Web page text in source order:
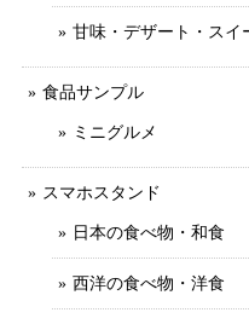
甘味・デザート・スイ
食品サンプル
ミニグルメ
スマホスタンド
日本の食べ物・和食
西洋の食べ物・洋食